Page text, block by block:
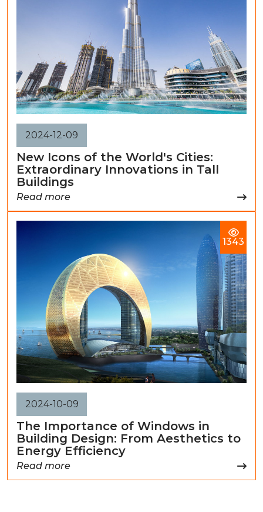
2024-12-09
New Icons of the World's Cities:
Extraordinary Innovations in Tall
Buildings
Read more
1343
2024-10-09
The Importance of Windows in
Building Design: From Aesthetics to
Energy Efficiency
Read more